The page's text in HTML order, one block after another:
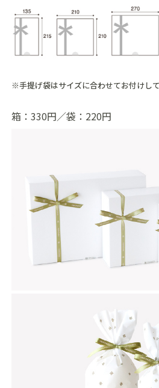
※手提げ袋はサイズに合わせてお付けして
箱：330円／袋：220円